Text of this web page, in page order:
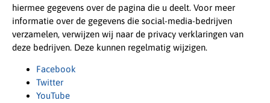
hiermee gegevens over de pagina die u deelt. Voor meer
informatie over de gegevens die social-media-bedrijven
verzamelen, verwijzen wij naar de privacy verklaringen van
deze bedrijven. Deze kunnen regelmatig wijzigen.
Facebook
Twitter
YouTube